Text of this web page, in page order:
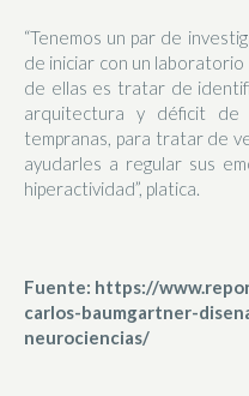
“Tenemos un par de
de iniciar con un
de ellas es tratar de
arquitectura y déficit de
tempranas, para tratar de
ayudarles a regular sus
hiperactividad”, platica.
Fuente: https://
carlos-baumgartner-
neurociencias/